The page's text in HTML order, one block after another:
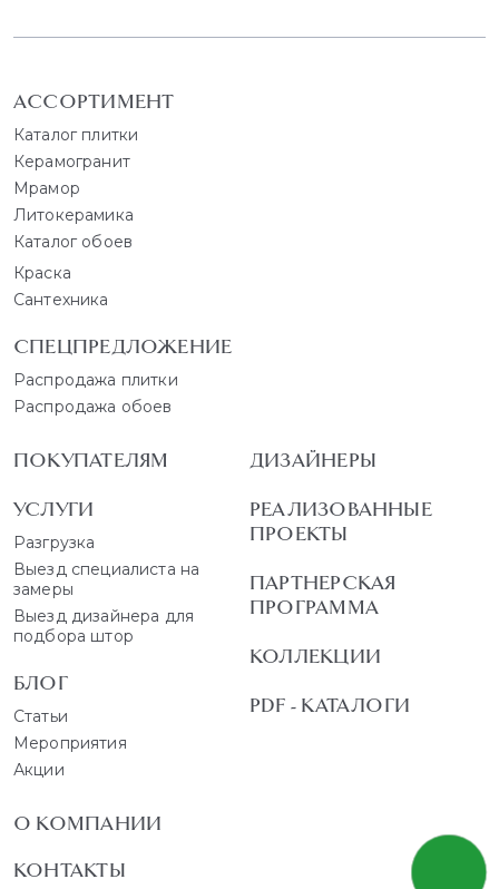
АССОРТИМЕНТ
Каталог плитки
Керамогранит
Мрамор
Литокерамика
Каталог обоев
Краска
Сантехника
СПЕЦПРЕДЛОЖЕНИЕ
Распродажа плитки
Распродажа обоев
ПОКУПАТЕЛЯМ
УСЛУГИ
Разгрузка
Выезд специалиста на
замеры
Выезд дизайнера для
подбора штор
БЛОГ
Статьи
Мероприятия
Акции
ДИЗАЙНЕРЫ
РЕАЛИЗОВАННЫЕ
ПРОЕКТЫ
ПАРТНЕРСКАЯ
ПРОГРАММА
КОЛЛЕКЦИИ
PDF - КАТАЛОГИ
О КОМПАНИИ
КОНТАКТЫ